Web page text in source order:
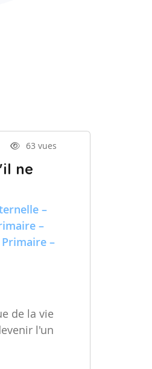
63 vues
ne
–
–
–
de la vie
l'un